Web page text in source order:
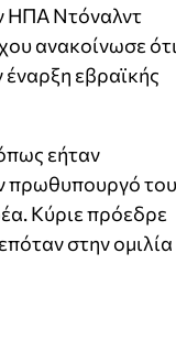
ΗΠΑ Ντόναλντ
ανακοίνωσε ότι
έναρξη εβραϊκής
εήταν
πρωθυπουργό του
Κύριε πρόεδρε
στην ομιλία